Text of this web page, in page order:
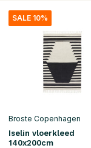
SALE 10%
Broste Copenhagen
Iselin vloerkleed
140x200cm